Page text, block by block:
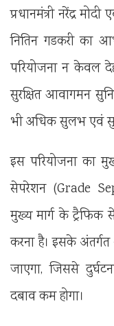
प्रधानमंत्री नरेंद्र
नितिन गडकरी का
परियोजना न केवल
सुरक्षित आवागमन
भी अधिक सुलभ एवं
इस परियोजना का
सेपरेशन (Grade
मुख्य मार्ग के ट्रैफिक
करना है। इसके अंतर्गत
जाएगा, जिससे
दबाव कम होगा।